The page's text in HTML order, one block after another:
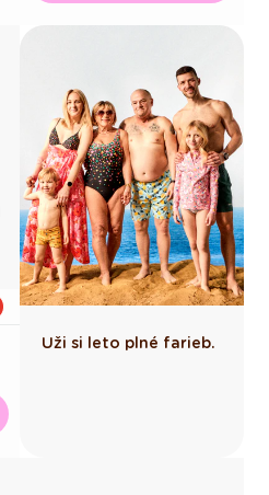
Uži si leto plné farieb.